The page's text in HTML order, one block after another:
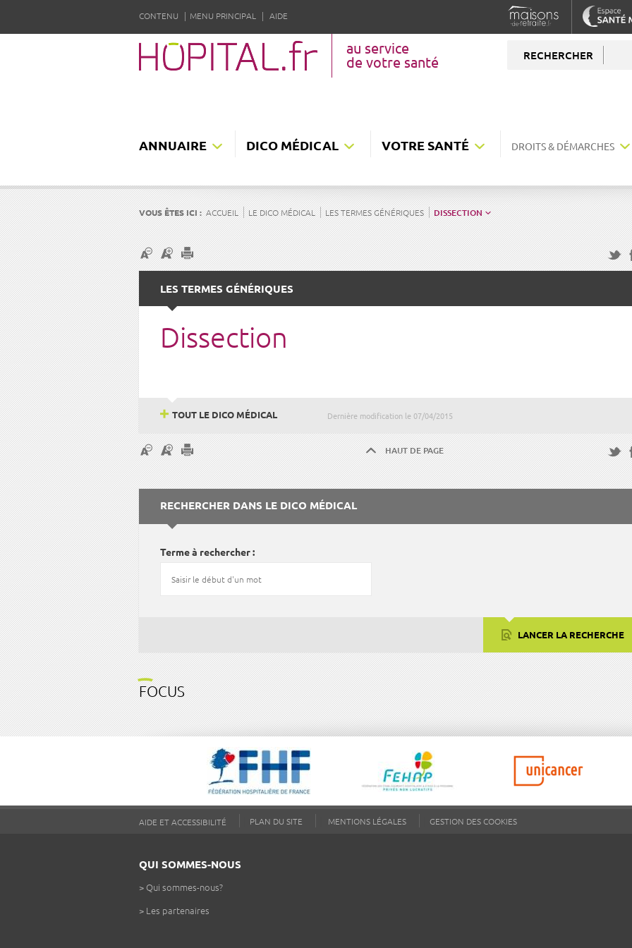
CONTENU MENU PRINCIPAL AIDE
au service
de votre santé
RECHERCHER
ANNUAIRE DICO MÉDICAL VOTRE SANTÉ DROITS & DÉMARCHES
VOUS ÊTES ICI : ACCUEIL LE DICO MÉDICAL LES TERMES GÉNÉRIQUES DISSECTION
LES TERMES GÉNÉRIQUES
Dissection
Dernière modification le 07/04/2015
TOUT LE DICO MÉDICAL
HAUT DE PAGE
RECHERCHER DANS LE DICO MÉDICAL
Terme à rechercher
LANCER LA RECHERCHE
FOCUS
AIDE ET ACCESSIBILITÉ PLAN DU SITE MENTIONS LÉGALES GESTION DES COOKIES
QUI SOMMES-NOUS
> Qui sommes-nous?
> Les partenaires